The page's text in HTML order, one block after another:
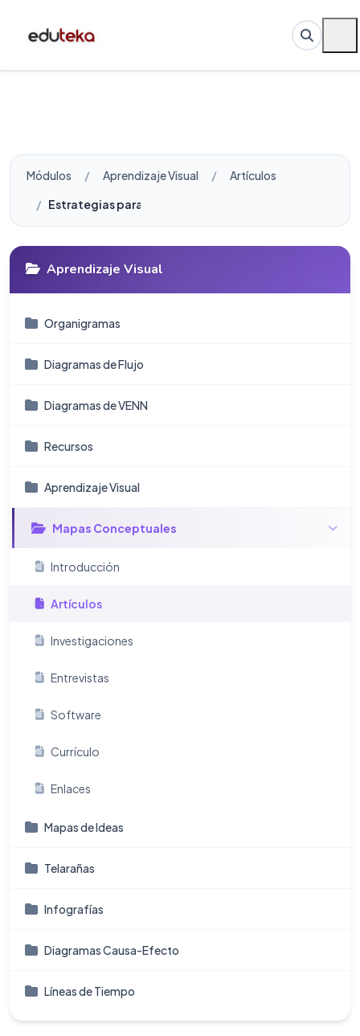
Módulos Aprendizaje Visual
Artículos
Estrategias para iniciar a los estudiantes en la
Aprendizaje Visual
Organigramas
Diagramas de Flujo
Diagramas de VENN
Recursos
Aprendizaje Visual
Mapas Conceptuales
Introducción
Artículos
Investigaciones
Entrevistas
Software
Currículo
Enlaces
Mapas de Ideas
Telarañas
Infografí­as
Diagramas Causa-Efecto
Líneas de Tiempo